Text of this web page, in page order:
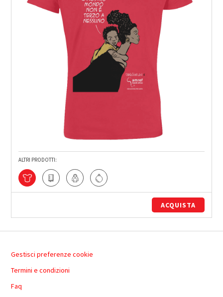
ALTRI PRODOTTI:
ACQUISTA
Gestisci preferenze cookie
Termini e condizioni
Faq